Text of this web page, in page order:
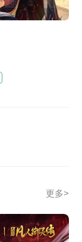
更多>